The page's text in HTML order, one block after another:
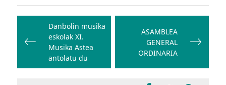
Bidalketetan
zehar
nabigatu
Danbolin musika
eskolak XI.
Musika Astea
antolatu du
ASAMBLEA
GENERAL
ORDINARIA